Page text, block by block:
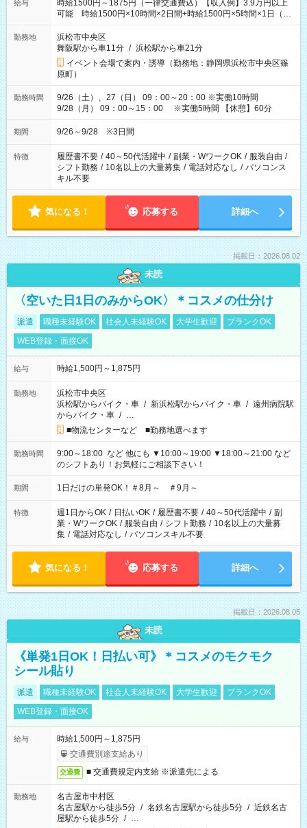
給与
時給1500円～1875円（一律交通費込）【収入例】3.9万円以上
可能 時給1500円×10時間×2日間+時給1500円×5時間×1日（実
働8時間を越えた時給：1875円）
勤務地
浜松市中央区
舞阪駅から車11分 / 浜松駅から車21分
イベント会場で案内・誘導（勤務地：静岡県浜松市中央区篠
原町）
勤務時間
9/26（土）、27（日） 09：00～20：00 ※実働10時間
9/28（月） 09：00～15：00 ※実働5時間 【休憩】60分
期間 9/26～9/28 ※3日間
特徴 履歴書不要 / 40～50代活躍中 / 副業・WワークOK / 服装自由 /
シフト勤務 / 10名以上の大量募集 / 電話対応なし / パソコンス
キル不要
気になる！ 応募する 詳細へ
掲載日：2026.08.02
未読
〈空いた日1日のみからOK〉＊コスメの仕分け
派遣 職種未経験OK 社会人未経験OK 大学生歓迎
ブランクOK
WEB登録・面接OK
給与 時給1,500円～1,875円
勤務地
浜松市中央区
浜松駅からバイク・車 / 新浜松駅からバイク・車 / 遠州病院駅
からバイク・車 / …
■物流センターなど ■勤務地選べます
勤務時間
9:00～18:00 など 他にも ▼10:00～19:00 ▼18:00～21:00 など
のシフトあり！お気軽にご相談下さい！
期間 1日だけの単発OK！＃8月～ ＃9月～
特徴 週1日からOK / 日払いOK / 履歴書不要 / 40～50代活躍中 / 副
業・WワークOK / 服装自由 / シフト勤務 / 10名以上の大量募
集 / 電話対応なし / パソコンスキル不要
気になる！ 応募する 詳細へ
掲載日：2026.08.05
未読
《単発1日OK！日払い可》＊コスメのモクモク
シール貼り
派遣 職種未経験OK 社会人未経験OK 大学生歓迎
ブランクOK
WEB登録・面接OK
給与
時給1,500円～1,875円
交通費別途支給あり
交通費 ■ 交通費規定内支給 ※派遣先による
勤務地
名古屋市中村区
名古屋駅から徒歩5分 / 名鉄名古屋駅から徒歩5分 / 近鉄名古
屋駅から徒歩5分 / …